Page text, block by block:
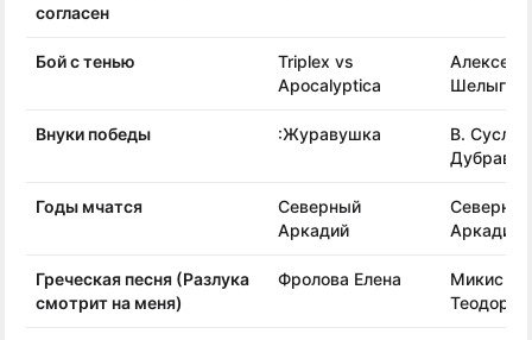
согласен
Бой с тенью
Triplex vs
Apocalyptica
Алексей
Шелыгин
Внуки победы :Журавушка
В.
Дубравин
Годы мчатся
Северный
Аркадий
Северный
Аркадий
Греческая песня (Разлука
смотрит на меня)
Фролова Елена
Микис